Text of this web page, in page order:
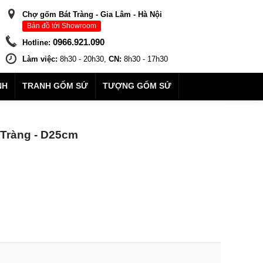
Chợ gốm Bát Tràng - Gia Lâm - Hà Nội
Bản đồ tới Showroom
Hotline: 0966.921.090
Làm việc: 8h30 - 20h30, CN: 8h30 - 17h30
TRANH GỐM SỨ TƯỢNG GỐM SỨ
- D25cm